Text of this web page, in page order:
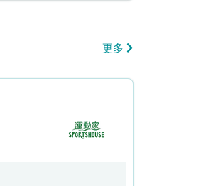
更多